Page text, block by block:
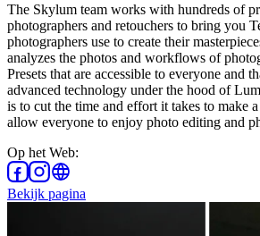
The Skylum team works with hundreds of
photographers and retouchers to bring you
photographers use to create their
analyzes the photos and workflows of
Presets that are accessible to everyone and
advanced technology under the hood of
is to cut the time and effort it takes to make
allow everyone to enjoy photo editing and
Op het Web:
Bekijk pagina